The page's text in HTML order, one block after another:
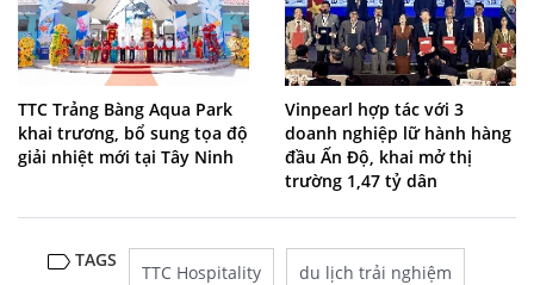
TTC Trảng Bàng Aqua Park
khai trương, bổ sung tọa độ
giải nhiệt mới tại Tây Ninh
Vinpearl hợp tác với 3
doanh nghiệp lữ hành hàng
đầu Ấn Độ, khai mở thị
trường 1,47 tỷ dân
TAGS
TTC Hospitality du lịch trải nghiệm